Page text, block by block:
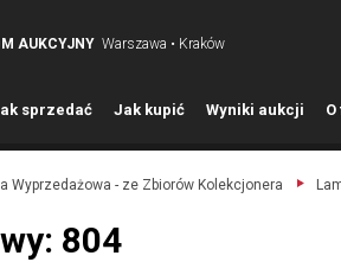
AUKCYJNY Warszawa • Kraków
ak sprzedać Jak kupić Wyniki aukcji O
Wyprzedażowa - ze Zbiorów Kolekcjonera
804